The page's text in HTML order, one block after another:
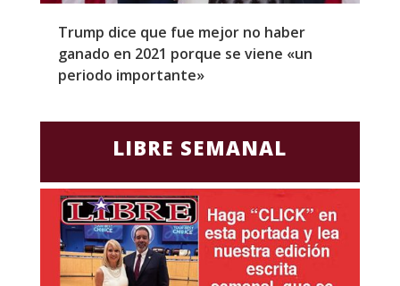
Trump dice que fue mejor no haber
ganado en 2021 porque se viene «un
periodo importante»
LIBRE SEMANAL